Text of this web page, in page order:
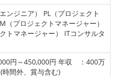
ンジニア） PL（プロジェクト
（プロジェクトマネージャー）
トマネージャー） ITコンサルタ
円～450,000円 年収 ：400万
時間外、賞与含む)